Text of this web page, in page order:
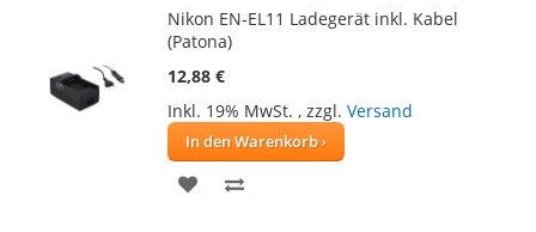
Nikon EN-EL11 Ladegerät inkl. Kabel
(Patona)
12,88 €
Inkl. 19% MwSt. , zzgl. Versand
In den Warenkorb
ZUR